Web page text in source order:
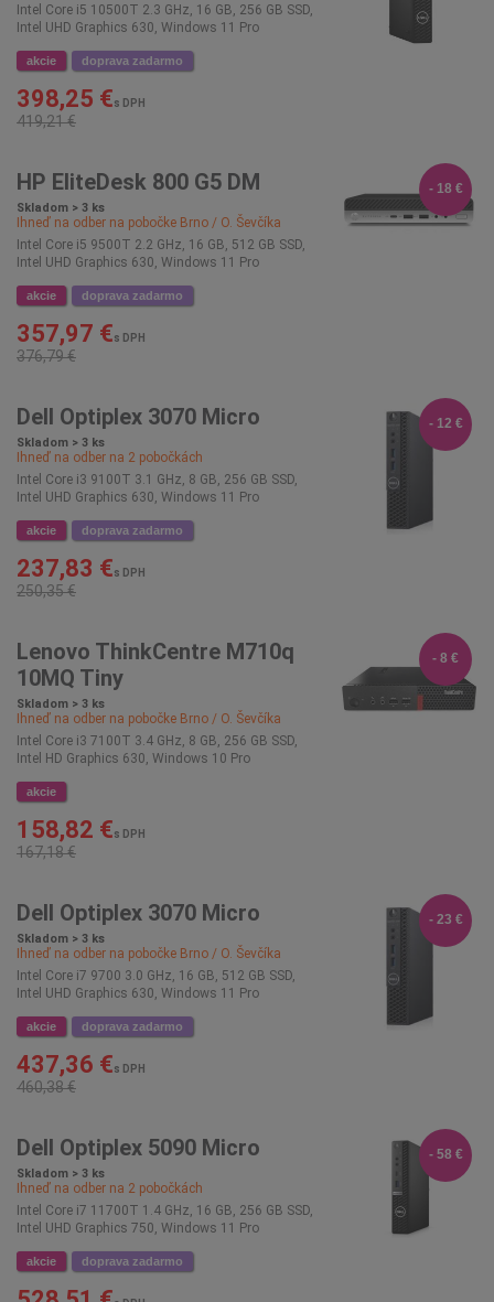
Intel Core i5 10500T 2.3 GHz, 16 GB, 256 GB SSD,
Intel UHD Graphics 630, Windows 11 Pro
akcie doprava zadarmo
398,25 €s DPH
419,21 €
HP EliteDesk 800 G5 DM
Skladom > 3 ks
Ihneď na odber na pobočke Brno / O. Ševčíka
Intel Core i5 9500T 2.2 GHz, 16 GB, 512 GB SSD,
Intel UHD Graphics 630, Windows 11 Pro
akcie doprava zadarmo
- 18 €
357,97 €s DPH
376,79 €
Dell Optiplex 3070 Micro
Skladom > 3 ks
Ihneď na odber na 2 pobočkách
Intel Core i3 9100T 3.1 GHz, 8 GB, 256 GB SSD,
Intel UHD Graphics 630, Windows 11 Pro
akcie doprava zadarmo
- 12 €
237,83 €s DPH
250,35 €
Lenovo ThinkCentre M710q
10MQ Tiny
Skladom > 3 ks
Ihneď na odber na pobočke Brno / O. Ševčíka
Intel Core i3 7100T 3.4 GHz, 8 GB, 256 GB SSD,
Intel HD Graphics 630, Windows 10 Pro
akcie
- 8 €
158,82 €s DPH
167,18 €
Dell Optiplex 3070 Micro
Skladom > 3 ks
Ihneď na odber na pobočke Brno / O. Ševčíka
Intel Core i7 9700 3.0 GHz, 16 GB, 512 GB SSD,
Intel UHD Graphics 630, Windows 11 Pro
akcie doprava zadarmo
- 23 €
437,36 €s DPH
460,38 €
Dell Optiplex 5090 Micro
Skladom > 3 ks
Ihneď na odber na 2 pobočkách
Intel Core i7 11700T 1.4 GHz, 16 GB, 256 GB SSD,
Intel UHD Graphics 750, Windows 11 Pro
akcie doprava zadarmo
- 58 €